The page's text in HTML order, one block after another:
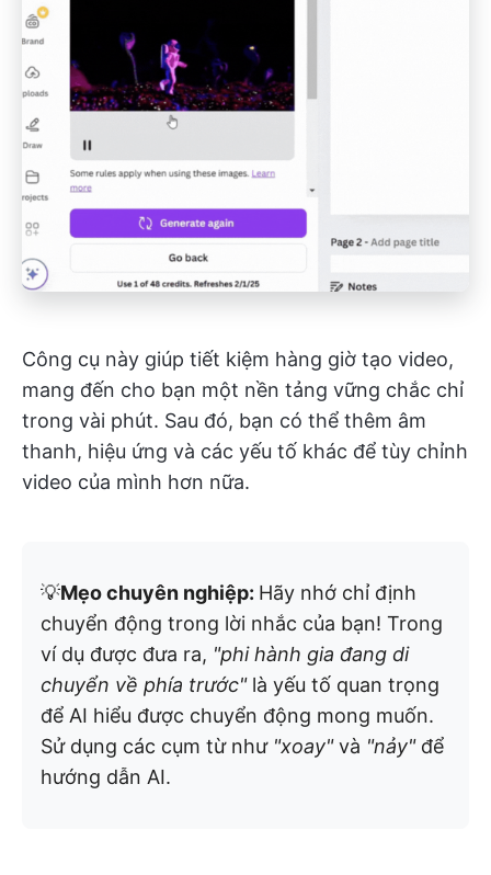
Công cụ này giúp tiết kiệm hàng giờ tạo video,
mang đến cho bạn một nền tảng vững chắc chỉ
trong vài phút. Sau đó, bạn có thể thêm âm
thanh, hiệu ứng và các yếu tố khác để tùy chỉnh
video của mình hơn nữa.
💡Mẹo chuyên nghiệp: Hãy nhớ chỉ định
chuyển động trong lời nhắc của bạn! Trong
ví dụ được đưa ra, "phi hành gia đang di
chuyển về phía trước"là yếu tố quan trọng
để AI hiểu được chuyển động mong muốn.
Sử dụng các cụm từ như "xoay"và "nảy"để
hướng dẫn AI.